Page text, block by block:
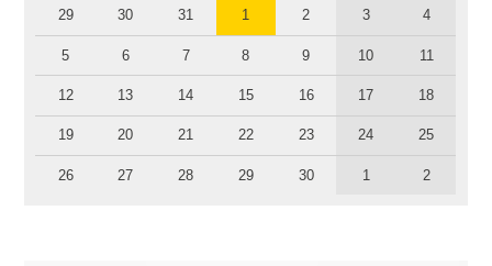
29 30 31 1 2 3 4
5 6 7 8 9 10 11
12 13 14 15 16 17 18
19 20 21 22 23 24 25
26 27 28 29 30 1 2